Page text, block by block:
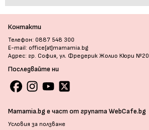
Контакти
Телефон: 0887 548 300
E-mail: office[at]mamamia.bg
Адрес: гр. София, ул. Фредерик Жолио Кюри №20
Последвайте ни
Mamamia.bg е част от групата WebCafe.bg
Условия за ползване